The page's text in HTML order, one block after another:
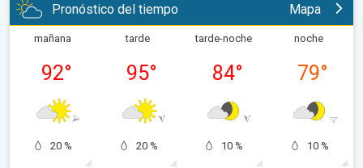
Pronóstico del tiempo Mapa
mañana
92°
20 %
tarde
95°
20 %
tarde-noche
84°
10 %
noche
79°
10 %